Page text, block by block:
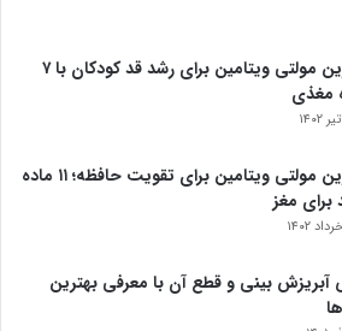
بهترین مولتی ویتامین برای رشد قد کودکان با ۷
مغذی
بهترین مولتی ویتامین برای تقویت حافظه؛ ۱۱ ماده
برای مغز
بینی و قطع آن با معرفی بهترین